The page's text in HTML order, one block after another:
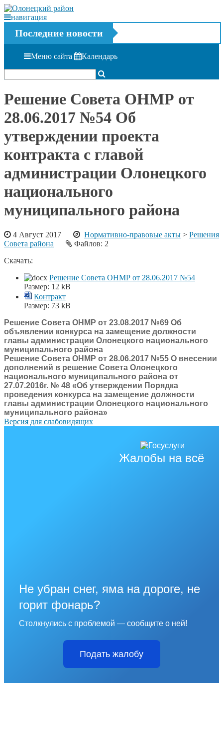
навигация
Последние новости
Меню сайта Календарь
Решение Совета ОНМР от
28.06.2017 №54 Об
утверждении проекта
контракта с главой
администрации Олонецкого
национального
муниципального района
4 Август 2017 Нормативно-правовые акты > Решения
Совета района
Файлов: 2
Скачать:
Решение Совета ОНМР от 28.06.2017 №54
Размер: 12 kB
Контракт
Размер: 73 kB
Решение Совета ОНМР от 23.08.2017 №69 Об
объявлении конкурса на замещение должности
главы администрации Олонецкого национального
муниципального района
Решение Совета ОНМР от 28.06.2017 №55 О внесении
дополнений в решение Совета Олонецкого
национального муниципального района от
27.07.2016г. № 48 «Об утверждении Порядка
проведения конкурса на замещение должности
главы администрации Олонецкого национального
муниципального района»
Версия для слабовидящих
Жалобы на всё
Не убран снег, яма на дороге, не
горит фонарь?
Столкнулись с проблемой — сообщите о ней!
Подать жалобу